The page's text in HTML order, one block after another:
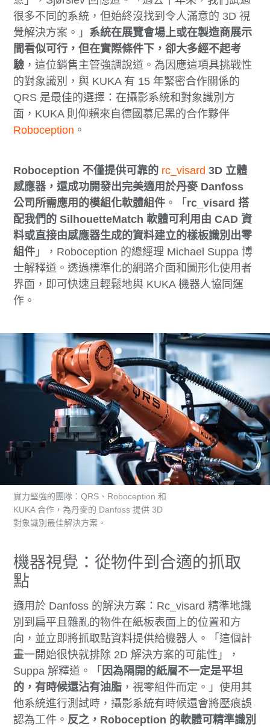
很多不同的系統，但始終沒找到令人滿意的 3D 視
覺解決方案。」 系統在展覽會場上或在製造商展示
間看似可行，但在實際條件下，卻大多經不起考
驗 ，這位銷售主管強調說道。為因應這項具挑戰性
的對象識別，與 KUKA 有 15 年緊密合作關係的
QRS 是最佳的選擇：在攝影系統和對象識別方
面，KUKA 則仰賴來自德國慕尼黑的合作夥伴
Roboception 。
Roboception 不僅提供可靠的 rc_visard 3D 立體
感應器，還成功開發出完美適用於丹麥 Danfoss
公司所需應用的模組化軟體組件 。「 rc_visard 搭
配我們的 SilhouetteMatch 軟體可利用由 CAD 資
料或直接由感應器生成的資料建立的樣板識別出零
組件 」，Roboception 的總經理 Michael Suppa 博
士解釋道。透過標準化的網路介面和圖形化使用者
界面，即可快速且輕鬆地與 KUKA 機器人協同運
作。
實力堅強的團隊：QRS、Roboception 和
KUKA 合作，為丹麥的 Danfoss 提供 3D
對象識別最佳解決方案。
機器視覺：從物件到合適的抓取
點
適用於 Danfoss 的解決方案：Rc_visard 精準地識
別到扁平且雜亂的物件在紙板表面上的位置和方
向，並立即將抓取點資料提供給機器人。「這個計
畫一開始很快就排除 2D 解決方案的可能性」，
Suppa 解釋道。「 因為隔開的紙層不一定是平坦
的，有時候還沾有油脂 ，視零組件而定。」使用其
他系統進行測試時，攝影系統有時候還會將壓痕誤
認為工件。 反之，Roboception 的軟體可精準識別